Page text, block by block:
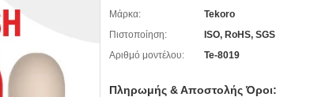
Μάρκα:
Tekoro
Πιστοποίηση:
ISO, RoHS, SGS
Αριθμό μοντέλου:
Te-8019
Πληρωμής & Αποστολής Όροι: